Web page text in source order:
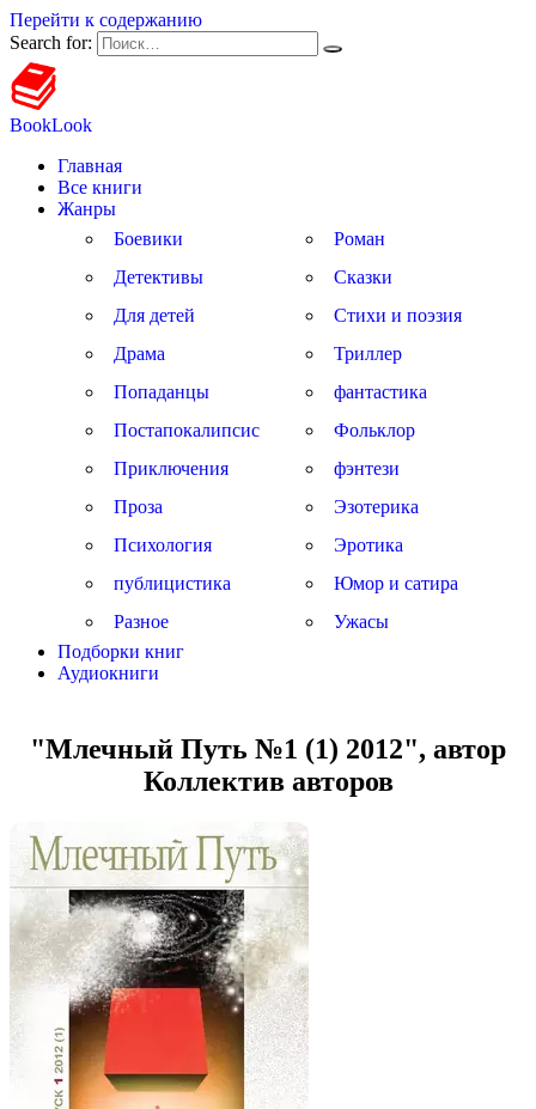
Перейти к содержанию
Search for:
BookLook
Главная
Все книги
Жанры
Боевики
Детективы
Для детей
Драма
Попаданцы
Постапокалипсис
Приключения
Проза
Психология
публицистика
Разное
Роман
Сказки
Стихи и поэзия
Триллер
фантастика
Фольклор
фэнтези
Эзотерика
Эротика
Юмор и сатира
Ужасы
Подборки книг
Аудиокниги
"Млечный Путь №1 (1) 2012", автор
Коллектив авторов